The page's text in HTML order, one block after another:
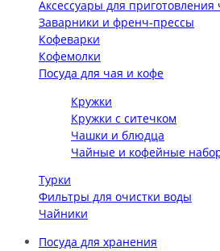
Аксессуары для приготовления
Заварники и френч-прессы
Кофеварки
Кофемолки
Посуда для чая и кофе
Кружки
Кружки с ситечком
Чашки и блюдца
Чайные и кофейные
Турки
Фильтры для очистки воды
Чайники
Посуда для хранения